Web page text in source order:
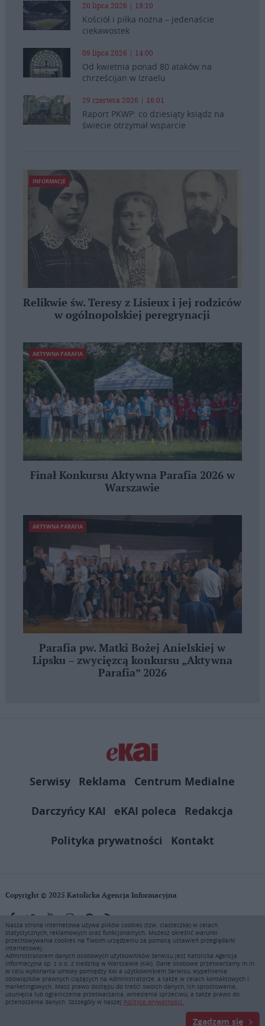
20 lipca 2026 | 19:10
Kościół i piłka nożna – jedenaście
ciekawostek
09 lipca 2026 | 14:00
Od kwietnia ponad 80 ataków na
chrześcijan w Izraelu
29 czerwca 2026 | 16:01
Raport PKWP: co dziesiąty ksiądz na
świecie otrzymał wsparcie
INFORMACJE
Relikwie św. Teresy z Lisieux i jej rodziców
w ogólnopolskiej peregrynacji
AKTYWNA PARAFIA
Finał Konkursu Aktywna Parafia 2026 w
Warszawie
AKTYWNA PARAFIA
Parafia pw. Matki Bożej Anielskiej w
Lipsku – zwycięzcą konkursu „Aktywna
Parafia” 2026
Serwisy Reklama
Centrum Medialne
Darczyńcy KAI
eKAI poleca
Redakcja
Polityka prywatności
Kontakt
Copyright © 2025 Katolicka Agencja Informacyjna
KAI zastrzega wszelkie prawa do serwisu. Użytkownicy mogą pobierać
i drukować fragmenty zawartości serwisu internetowego www.ekai.pl
wyłącznie do użytku osobistego. Publikacja, rozpowszechnianie
zawartości niniejszego serwisu lub jej sprzedaż (także framing i in.
podobne metody), są bez uprzedniej pisemnej zgody KAI zabronione i
stanowią naruszenie ustaw o prawie autorskim, ochronie baz danych i
uczciwej konkurencji - będą ścigane przy pomocy wszelkich
dostępnych środków prawnych. Zapraszamy do prenumeraty serwisu
prasowego KAI: tel. 22 635 77 18 e-mail: marketing@ekai.pl
Nasza strona internetowa używa plików cookies (tzw. ciasteczka) w celach
statystycznych, reklamowych oraz funkcjonalnych. Możesz określić warunki
przechowywania cookies na Twoim urządzeniu za pomocą ustawień przeglądarki
internetowej.
Administratorem danych osobowych użytkowników Serwisu jest Katolicka Agencja
Informacyjna sp. z o.o. z siedzibą w Warszawie (KAI). Dane osobowe przetwarzamy m.in.
w celu wykonania umowy pomiędzy KAI a użytkownikiem Serwisu, wypełnienia
obowiązków prawnych ciążących na Administratorze, a także w celach kontaktowych i
marketingowych. Masz prawo dostępu do treści swoich danych, ich sprostowania,
usunięcia lub ograniczenia przetwarzania, wniesienia sprzeciwu, a także prawo do
przenoszenia danych. Szczegóły w naszej Polityce prywatności.
Zgadzam się